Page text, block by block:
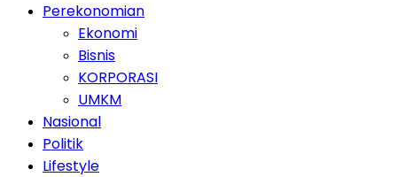
Perekonomian
Ekonomi
Bisnis
KORPORASI
UMKM
Nasional
Politik
Lifestyle